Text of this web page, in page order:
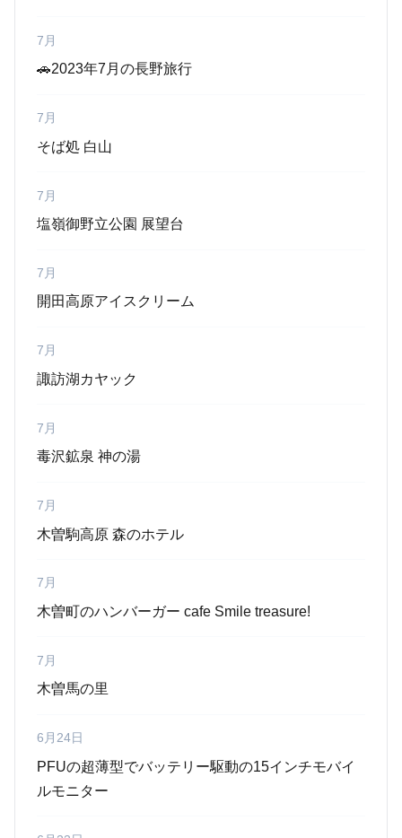
7月
🚗2023年7月の長野旅行
7月
そば処 白山
7月
塩嶺御野立公園 展望台
7月
開田高原アイスクリーム
7月
諏訪湖カヤック
7月
毒沢鉱泉 神の湯
7月
木曽駒高原 森のホテル
7月
木曽町のハンバーガー cafe Smile treasure!
7月
木曽馬の里
6月24日
PFUの超薄型でバッテリー駆動の15インチモバイ
ルモニター